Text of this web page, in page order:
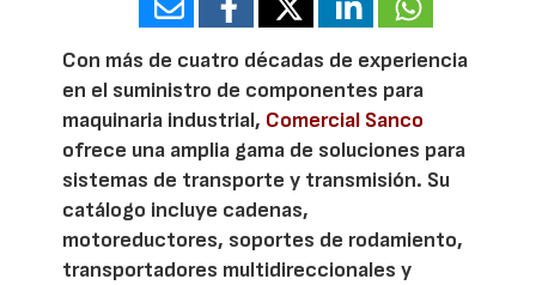
Con más de cuatro décadas de experiencia
en el suministro de componentes para
maquinaria industrial, Comercial Sanco
ofrece una amplia gama de soluciones para
sistemas de transporte y transmisión. Su
catálogo incluye cadenas,
motoreductores, soportes de rodamiento,
transportadores multidireccionales y